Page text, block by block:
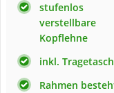
stufenlos
verstellbare
Kopflehne
inkl.
Rahmen